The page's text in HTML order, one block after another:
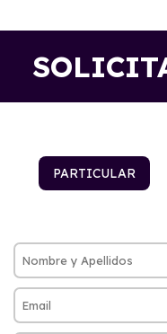
PARTICULAR